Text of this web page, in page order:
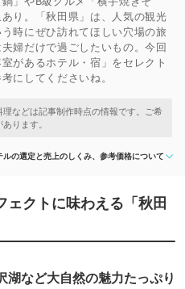
り。「秋田県」は、人気の観光
時にぜひ訪れてほしい穴場の旅
婦だけで過ごしたいもの。今回
があるホテル・宿」をセレクト
にしてくださいね。
ルの選定と売上のしくみ、参考価格について
ェクトに味わえる「秋田
湖など大自然の魅力たっぷり